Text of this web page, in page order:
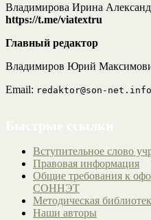
Владимирова Ирина
https://t.me/viatextru
Главный редактор
Владимиров Юрий
Email: redaktor@son-net.info
Вступительное слово
Правовая информация
Общие требования к
СОННЭТ
Методическая
Наши авторы